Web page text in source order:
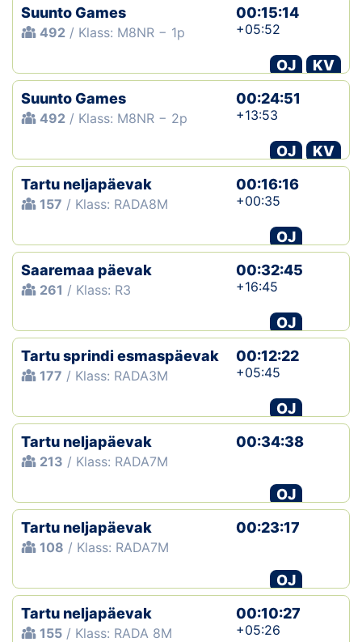
Suunto Games
492 / Klass: M8NR − 1p
00:15:14
+05:52
OJ
KV
Suunto Games
492 / Klass: M8NR − 2p
00:24:51
+13:53
OJ
KV
Tartu neljapäevak
157 / Klass: RADA8M
00:16:16
+00:35
OJ
Saaremaa päevak
261 / Klass: R3
00:32:45
+16:45
OJ
Tartu sprindi esmaspäevak
177 / Klass: RADA3M
00:12:22
+05:45
OJ
Tartu neljapäevak
213 / Klass: RADA7M
00:34:38
OJ
Tartu neljapäevak
108 / Klass: RADA7M
00:23:17
OJ
Tartu neljapäevak
155 / Klass: RADA 8M
00:10:27
+05:26